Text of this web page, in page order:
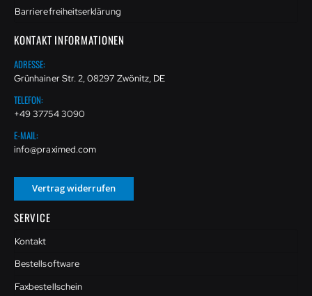
Barrierefreiheitserklärung
KONTAKT INFORMATIONEN
ADRESSE:
Grünhainer Str. 2, 08297 Zwönitz, DE
TELEFON:
+49 37754 3090
E-MAIL:
info@praximed.com
Vertrag widerrufen
SERVICE
Kontakt
Bestellsoftware
Faxbestellschein